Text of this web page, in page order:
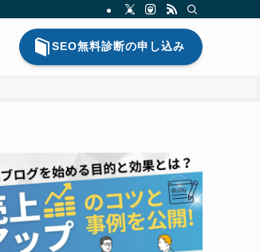
SEO無料診断の申し込み